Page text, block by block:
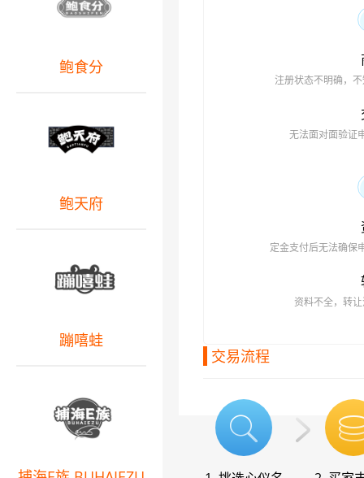
注册状态不明确，
无法面对面验证
定金支付后无法确保
资料不全，转
交易流程
鲍食分
鲍天府
蹦嘻蛙